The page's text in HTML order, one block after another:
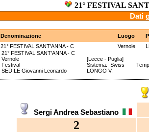
21° FESTIVAL
Dati
Denominazione Luogo
21° FESTIVAL SANT'ANNA - C Vernole
21° FESTIVAL SANT'ANNA - C
Vernole
[Lecce - Puglia]
Festival
Sistema: Swiss
SEDILE Giovanni Leonardo LONGO V.
Sergi Andrea Sebastiano
2